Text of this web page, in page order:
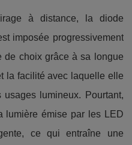
à distance, la diode
imposée progressivement
de choix grâce à sa longue
la facilité avec laquelle elle
lumineux. Pourtant,
lumière émise par les LED
ce qui entraîne une